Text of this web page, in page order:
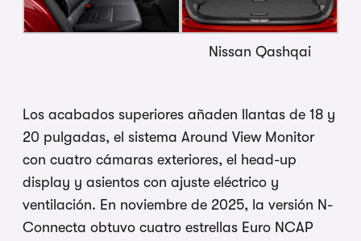
Nissan Qashqai
Los acabados superiores añaden llantas de 18 y
20 pulgadas, el sistema Around View Monitor
con cuatro cámaras exteriores, el head-up
display y asientos con ajuste eléctrico y
ventilación. En noviembre de 2025, la versión N-
Connecta obtuvo cuatro estrellas Euro NCAP